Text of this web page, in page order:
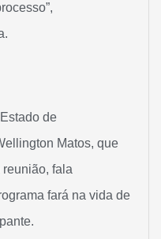
de
Matos, que
fala
fará na vida de